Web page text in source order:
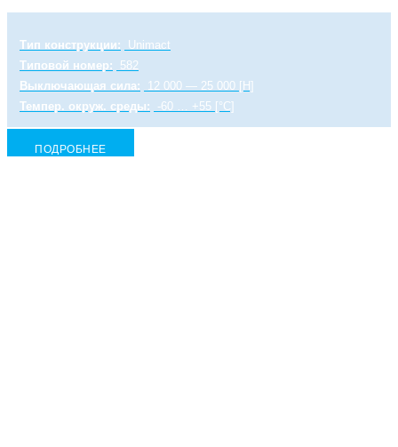
Тип конструкции:
Unimact
Типовой номер:
582
Выключающая сила:
12 000 — 25 000 [Н]
Темпер. окруж. среды:
-60 … +55 [°C]
ПОДРОБНЕЕ